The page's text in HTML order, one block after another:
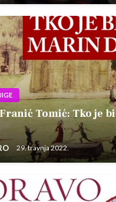
Tomić: Tko je
29. travnja 2022.